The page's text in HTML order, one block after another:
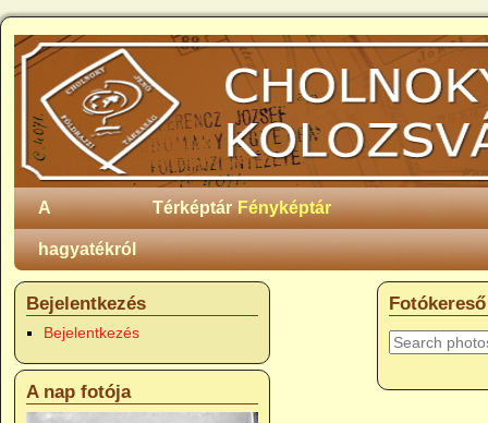
A
hagyatékról
Térképtár Fényképtár
Fotókereső
Bejelentkezés
Bejelentkezés
A nap fotója